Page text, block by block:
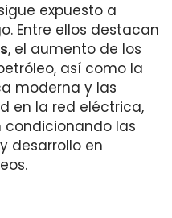
expuesto a
Entre ellos destacan
, el aumento de los
así como la
moderna y las
en la red eléctrica,
las
desarrollo en